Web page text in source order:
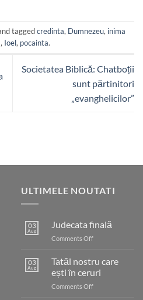
taggedcredinta, Dumnezeu, inima
, Ioel, pocainta.
Societatea Biblică: Chatboții
sunt părtinitori
„evanghelicilor”
ULTIMELE NOUTATI
03
Aug
Judecata finală
Comments Offon
03
Aug
Tatăl nostru care
ești în ceruri
Comments Offon